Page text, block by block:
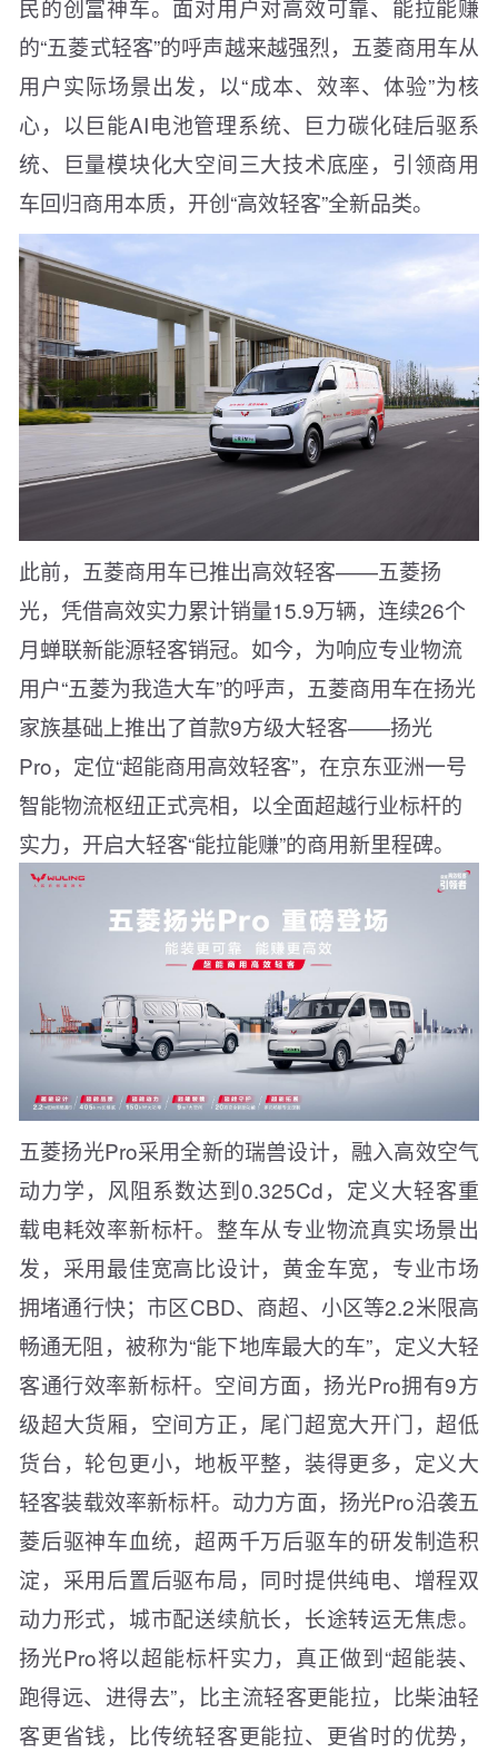
民的创富神车。面对用户对高效可靠、能拉能赚
的“五菱式轻客”的呼声越来越强烈，五菱商用车从
用户实际场景出发，以“成本、效率、体验”为核
心，以巨能AI电池管理系统、巨力碳化硅后驱系
统、巨量模块化大空间三大技术底座，引领商用
车回归商用本质，开创“高效轻客”全新品类。
此前，五菱商用车已推出高效轻客——五菱扬
光，凭借高效实力累计销量15.9万辆，连续26个
月蝉联新能源轻客销冠。如今，为响应专业物流
用户“五菱为我造大车”的呼声，五菱商用车在扬光
家族基础上推出了首款9方级大轻客——扬光
Pro，定位“超能商用高效轻客”，在京东亚洲一号
智能物流枢纽正式亮相，以全面超越行业标杆的
实力，开启大轻客“能拉能赚”的商用新里程碑。
五菱扬光Pro采用全新的瑞兽设计，融入高效空气
动力学，风阻系数达到0.325Cd，定义大轻客重
载电耗效率新标杆。整车从专业物流真实场景出
发，采用最佳宽高比设计，黄金车宽，专业市场
拥堵通行快；市区CBD、商超、小区等2.2米限高
畅通无阻，被称为“能下地库最大的车”，定义大轻
客通行效率新标杆。空间方面，扬光Pro拥有9方
级超大货厢，空间方正，尾门超宽大开门，超低
货台，轮包更小，地板平整，装得更多，定义大
轻客装载效率新标杆。动力方面，扬光Pro沿袭五
菱后驱神车血统，超两千万后驱车的研发制造积
淀，采用后置后驱布局，同时提供纯电、增程双
动力形式，城市配送续航长，长途转运无焦虑。
扬光Pro将以超能标杆实力，真正做到“超能装、
跑得远、进得去”，比主流轻客更能拉，比柴油轻
客更省钱，比传统轻客更能拉、更省时的优势，